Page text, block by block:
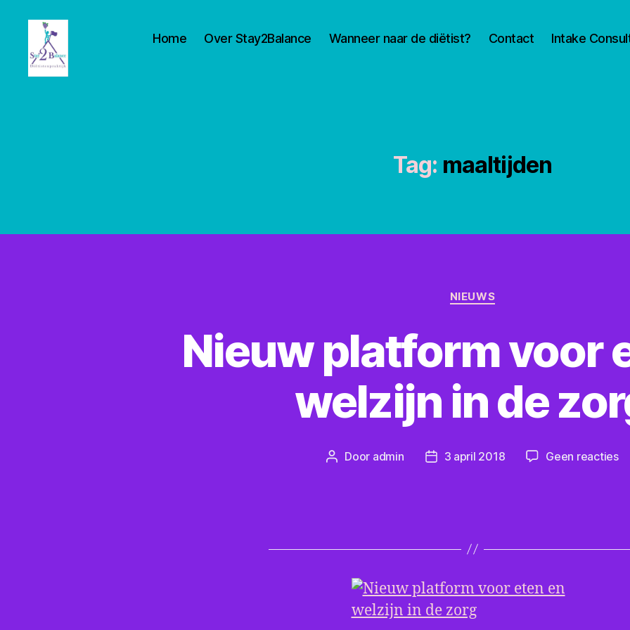
Home Over Stay2Balance Wanneer naar de diëtist? Contact Intake
Tag: maaltijden
Categorieën
NIEUWS
Nieuw platform voor
welzijn in de
Berichtauteur
Door admin Berichtdatum
3 april 2018 Geen reactiesop